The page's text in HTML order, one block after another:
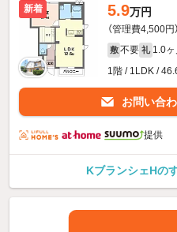
新着 5.9万円
（管理費4,500円）
敷 不要 礼 1.0ヶ
1階 / 1LDK /
お問い合
提供
KブランシェHの